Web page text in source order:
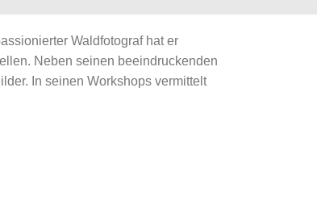
Waldfotograf hat er
Neben seinen beeindruckenden
In seinen Workshops vermittelt